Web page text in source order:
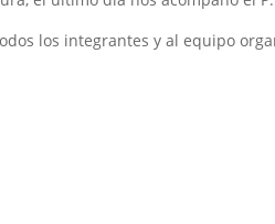
los integrantes y al equipo